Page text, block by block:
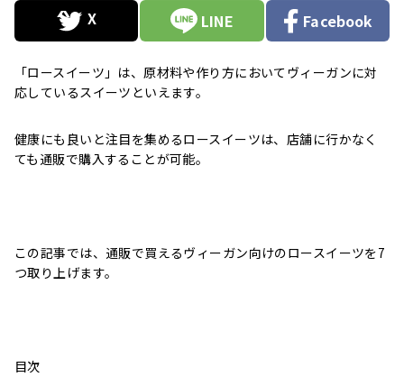
LINE Facebook
「ロースイーツ」は、原材料や作り方においてヴィーガンに対
応しているスイーツといえます。
健康にも良いと注目を集めるロースイーツは、店舗に行かなく
ても通販で購入することが可能。
この記事では、通販で買えるヴィーガン向けのロースイーツを7
つ取り上げます。
目次